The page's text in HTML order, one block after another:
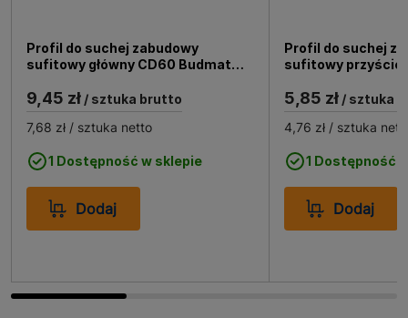
Profil do suchej zabudowy
sufitowy główny CD60 Budmat
9,45 zł / sztuka brutto
7,68 zł / sztuka netto
1 Dostępność w sklepie
Dodaj
Profil do suchej
sufitowy
mm
5,85 zł/ sztuka
4,76 zł/ sztuka
1 Dostępność
Dodaj